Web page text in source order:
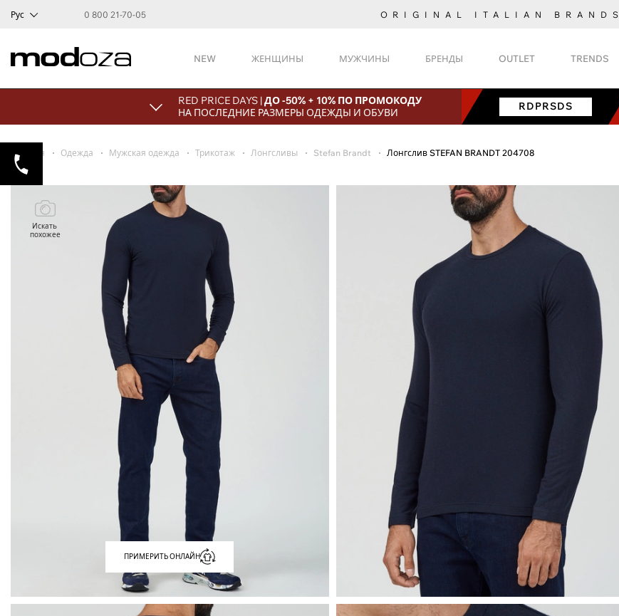
Рус 0 800 21-70-05 ORIGINAL ITALIAN BRANDS
NEW ЖЕНЩИНЫ МУЖЧИНЫ БРЕНДЫ OUTLET TRENDS
RED PRICE DAYS |ДО -50% + 10% ПО ПРОМОКОДУ
НА ПОСЛЕДНИЕ РАЗМЕРЫ ОДЕЖДЫ И ОБУВИ
RDPRSDS
Главная Одежда Мужская одежда Трикотаж Лонгсливы Stefan Brandt Лонгслив STEFAN BRANDT 204708
Искать
похожее
ПРИМЕРИТЬ ОНЛАЙН